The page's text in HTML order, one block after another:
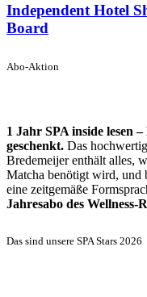
Independent Hotel
Board
Abo-Aktion
1 Jahr SPA inside lesen
geschenkt. Das
Bredemeijer enthält alles,
Matcha benötigt wird, und
eine zeitgemäße
Jahresabo des Wellness-
Das sind unsere SPA Stars 2026